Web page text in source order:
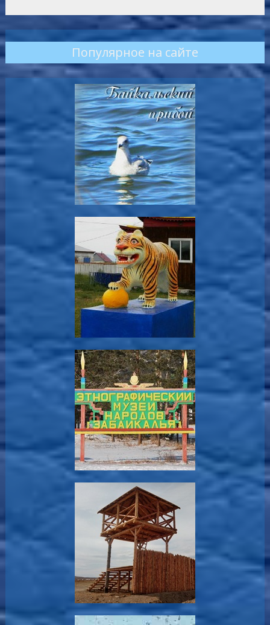
Популярное на сайте